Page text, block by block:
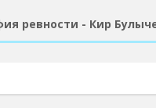
ревности - Кир